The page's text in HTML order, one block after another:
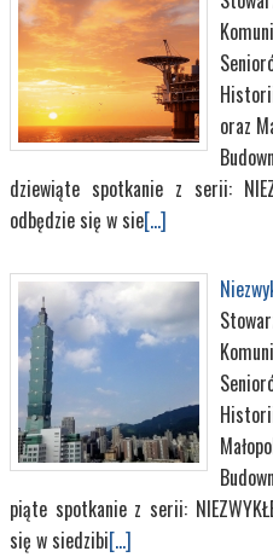
oraz
dziewiąte spotkanie z serii:
odbędzie się w sie[...]
piąte spotkanie z serii:
się w siedzibi[...]